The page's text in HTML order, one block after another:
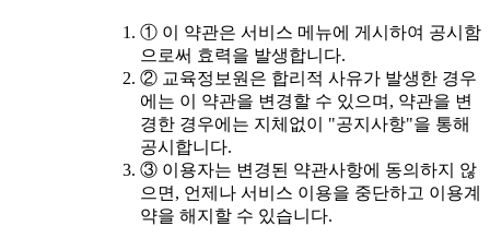
① 이 약관은 서비스 메뉴에 게시하여 공시함
으로써 효력을 발생합니다.
② 교육정보원은 합리적 사유가 발생한 경우
에는 이 약관을 변경할 수 있으며, 약관을 변
경한 경우에는 지체없이 "공지사항"을 통해
공시합니다.
③ 이용자는 변경된 약관사항에 동의하지 않
으면, 언제나 서비스 이용을 중단하고 이용계
약을 해지할 수 있습니다.